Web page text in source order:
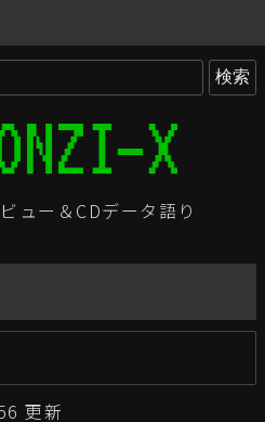
ュー＆CDデータ語り
更新